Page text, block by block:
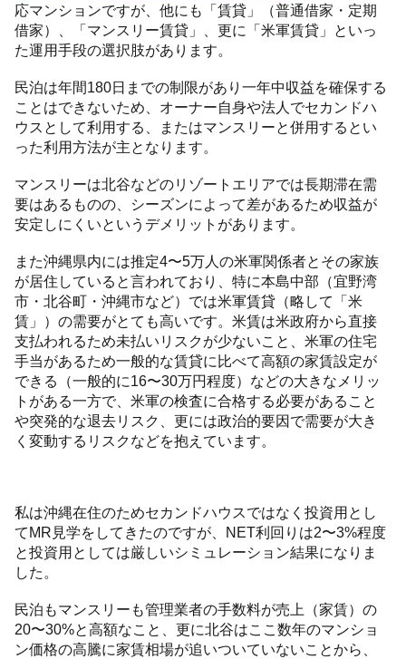
応マンションですが、他にも「賃貸」（普通借家・定期
借家）、「マンスリー賃貸」、更に「米軍賃貸」といっ
た運用手段の選択肢があります。
民泊は年間180日までの制限があり一年中収益を確保する
ことはできないため、オーナー自身や法人でセカンドハ
ウスとして利用する、またはマンスリーと併用するとい
った利用方法が主となります。
マンスリーは北谷などのリゾートエリアでは長期滞在需
要はあるものの、シーズンによって差があるため収益が
安定しにくいというデメリットがあります。
また沖縄県内には推定4〜5万人の米軍関係者とその家族
が居住していると言われており、特に本島中部（宜野湾
市・北谷町・沖縄市など）では米軍賃貸（略して「米
賃」）の需要がとても高いです。米賃は米政府から直接
支払われるため未払いリスクが少ないこと、米軍の住宅
手当があるため一般的な賃貸に比べて高額の家賃設定が
できる（一般的に16〜30万円程度）などの大きなメリッ
トがある一方で、米軍の検査に合格する必要があること
や突発的な退去リスク、更には政治的要因で需要が大き
く変動するリスクなどを抱えています。
私は沖縄在住のためセカンドハウスではなく投資用とし
てMR見学をしてきたのですが、NET利回りは2〜3%程度
と投資用としては厳しいシミュレーション結果になりま
した。
民泊もマンスリーも管理業者の手数料が売上（家賃）の
20〜30%と高額なこと、更に北谷はここ数年のマンショ
ン価格の高騰に家賃相場が追いついていないことから、